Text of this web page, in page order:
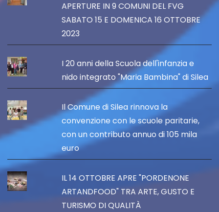
APERTURE IN 9 COMUNI DEL FVG
SABATO 15 E DOMENICA 16 OTTOBRE
2023
I 20 anni della Scuola dell'infanzia e
nido integrato "Maria Bambina" di Silea
Il Comune di Silea rinnova la
convenzione con le scuole paritarie,
con un contributo annuo di 105 mila
euro
IL 14 OTTOBRE APRE "PORDENONE
ARTANDFOOD" TRA ARTE, GUSTO E
TURISMO DI QUALITÀ